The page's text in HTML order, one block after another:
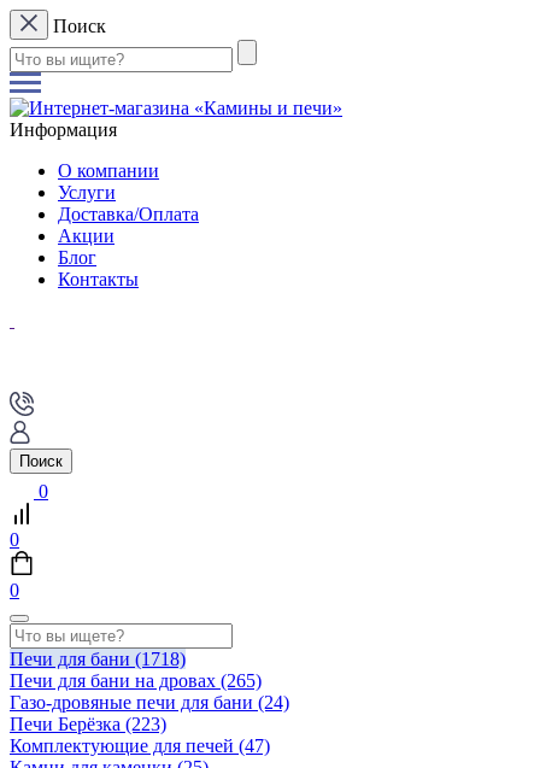
Поиск
Информация
О компании
Услуги
Доставка/Оплата
Акции
Блог
Контакты
Поиск
0
0
0
Печи для бани (1718)
Печи для бани на дровах (265)
Газо-дровяные печи для бани (24)
Печи Берёзка (223)
Комплектующие для печей (47)